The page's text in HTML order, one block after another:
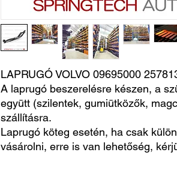
LAPRUGÓ VOLVO 09695000
A laprugó beszerelésre készen, a
együtt (szilentek, gumiütközők,
szállításra.
Laprugó köteg esetén, ha csak
vásárolni, erre is van lehetőség,